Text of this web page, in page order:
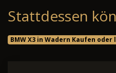
Stattdessen
BMW X3 in Wadern Kaufen oder